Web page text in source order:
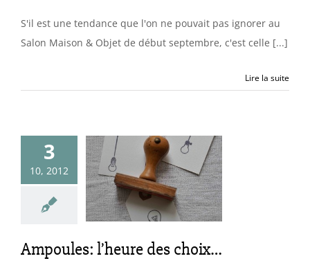
S'il est une tendance que l'on ne pouvait pas ignorer au
Salon Maison & Objet de début septembre, c'est celle [...]
Lire la suite
3
10, 2012
l’heure
& astuces
Ampoules: l’heure des choix…